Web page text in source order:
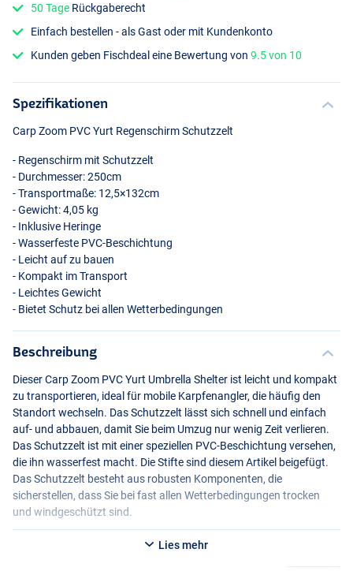
50 Tage Rückgaberecht
Einfach bestellen - als Gast oder mit Kundenkonto
Kunden geben Fischdeal eine Bewertung von9.5 von 10
Spezifikationen
Carp Zoom PVCYurt Regenschirm Schutzzelt
- Regenschirm mit Schutzzelt
- Durchmesser: 250cm
- Transportmaße: 12,5×132cm
- Gewicht: 4,05 kg
- Inklusive Heringe
- Wasserfeste PVC-Beschichtung
- Leicht auf zu bauen
- Kompakt im Transport
- Leichtes Gewicht
- Bietet Schutz bei allen Wetterbedingungen
Beschreibung
Dieser Carp Zoom PVCYurt Umbrella Shelter ist leicht und kompakt
zu transportieren, ideal für mobile Karpfenangler, die häufig den
Standort wechseln. Das Schutzzelt lässt sich schnell und einfach
auf- und abbauen, damit Sie beim Umzug nur wenig Zeit verlieren.
Das Schutzzelt ist mit einer speziellen PVC-Beschichtung versehen,
die ihn wasserfest macht. Die Stifte sind diesem Artikel beigefügt.
Das Schutzzelt besteht aus robusten Komponenten, die
sicherstellen, dass Sie bei fast allen Wetterbedingungen trocken
und windgeschützt sind.
Lies mehr